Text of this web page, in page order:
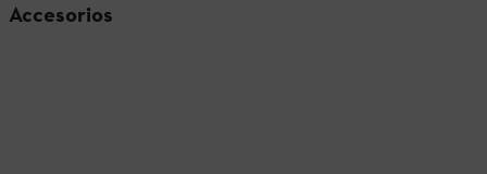
Accesorios